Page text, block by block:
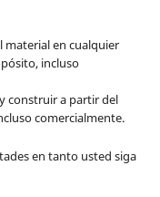
en cualquier
incluso
construir a partir del
comercialmente.
en tanto usted siga